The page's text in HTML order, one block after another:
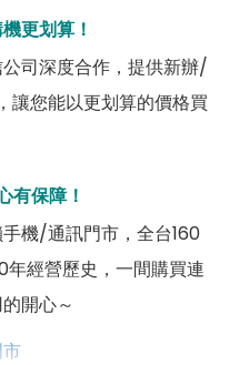
更划算！
司深度合作，提供新辦/
讓您能以更划算的價格買
有保障！
機/通訊門市，全台160
經營歷史，一間購買連
開心～